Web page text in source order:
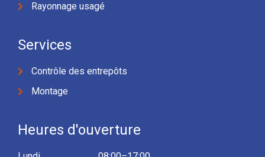
Rayonnage usagé
Services
Contrôle des entrepôts
Montage
Heures d'ouverture